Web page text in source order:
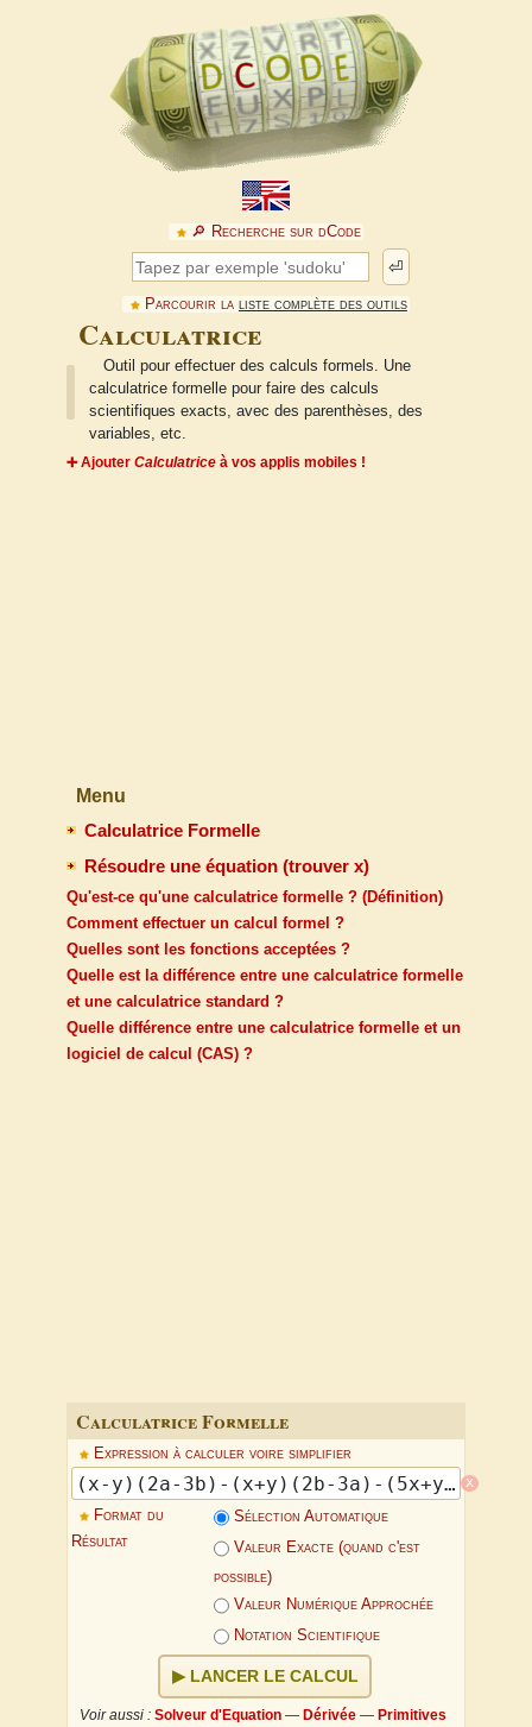
🔎︎ Recherche sur dCode
⏎
Parcourir la liste complète des outils
Calculatrice
Outil pour effectuer des calculs formels. Une
calculatrice formelle pour faire des calculs
scientifiques exacts, avec des parenthèses, des
variables, etc.
➕ Ajouter Calculatrice à vos applis mobiles !
Menu
Calculatrice Formelle
Résoudre une équation (trouver x)
Qu'est-ce qu'une calculatrice formelle ? (Définition)
Comment effectuer un calcul formel ?
Quelles sont les fonctions acceptées ?
Quelle est la différence entre une calculatrice formelle
et une calculatrice standard ?
Quelle différence entre une calculatrice formelle et un
logiciel de calcul (CAS) ?
Calculatrice Formelle
Expression à calculer voire simplifier
x
Format du
Résultat
Sélection Automatique
Valeur Exacte (quand c'est
possible)
Valeur Numérique Approchée
Notation Scientifique
LANCER LE CALCUL
Voir aussi : Solveur d'Equation — Dérivée — Primitives